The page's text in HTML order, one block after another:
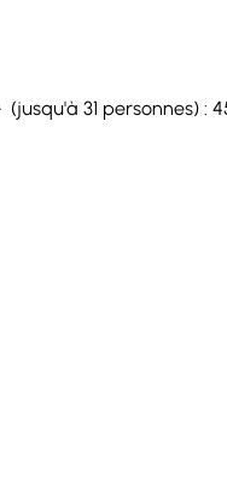
31 personnes) :